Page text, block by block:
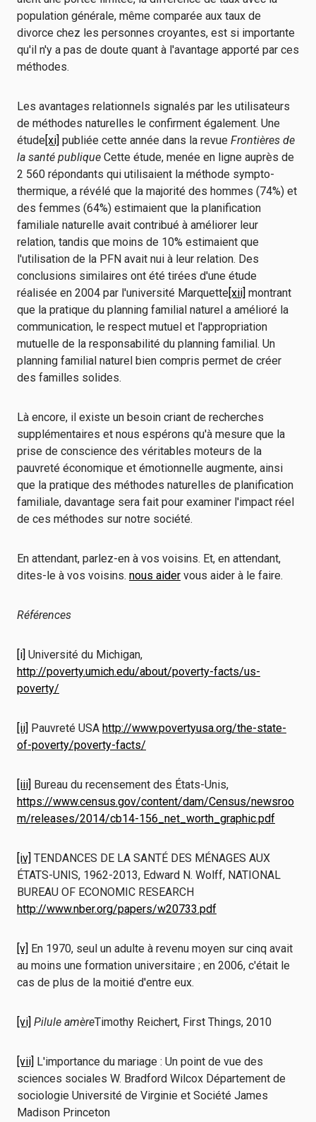
population générale, même comparée aux taux de
divorce chez les personnes croyantes, est si importante
qu'il n'y a pas de doute quant à l'avantage apporté par ces
méthodes.
Les avantages relationnels signalés par les utilisateurs
de méthodes naturelles le confirment également. Une
étude[xi] publiée cette année dans la revue Frontières de
la santé publique Cette étude, menée en ligne auprès de
2 560 répondants qui utilisaient la méthode sympto-
thermique, a révélé que la majorité des hommes (74%) et
des femmes (64%) estimaient que la planification
familiale naturelle avait contribué à améliorer leur
relation, tandis que moins de 10% estimaient que
l'utilisation de la PFN avait nui à leur relation. Des
conclusions similaires ont été tirées d'une étude
réalisée en 2004 par l'université Marquette[xii] montrant
que la pratique du planning familial naturel a amélioré la
communication, le respect mutuel et l'appropriation
mutuelle de la responsabilité du planning familial. Un
planning familial naturel bien compris permet de créer
des familles solides.
Là encore, il existe un besoin criant de recherches
supplémentaires et nous espérons qu'à mesure que la
prise de conscience des véritables moteurs de la
pauvreté économique et émotionnelle augmente, ainsi
que la pratique des méthodes naturelles de planification
familiale, davantage sera fait pour examiner l'impact réel
de ces méthodes sur notre société.
En attendant, parlez-en à vos voisins. Et, en attendant,
dites-le à vos voisins. nous aider vous aider à le faire.
Références
[i] Université du Michigan,
http://poverty.umich.edu/about/poverty-facts/us-
poverty/
[ii] Pauvreté USA http://www.povertyusa.org/the-state-
of-poverty/poverty-facts/
[iii] Bureau du recensement des États-Unis,
https://www.census.gov/content/dam/Census/newsroo
m/releases/2014/cb14-156_net_worth_graphic.pdf
[iv] TENDANCES DE LA SANTÉ DES MÉNAGES AUX
ÉTATS-UNIS, 1962-2013, Edward N. Wolff, NATIONAL
BUREAU OF ECONOMIC RESEARCH
http://www.nber.org/papers/w20733.pdf
[v] En 1970, seul un adulte à revenu moyen sur cinq avait
au moins une formation universitaire ; en 2006, c'était le
cas de plus de la moitié d'entre eux.
[vi] Pilule amèreTimothy Reichert, First Things, 2010
[vii] L'importance du mariage : Un point de vue des
sciences sociales W. Bradford Wilcox Département de
sociologie Université de Virginie et Société James
Madison Princeton